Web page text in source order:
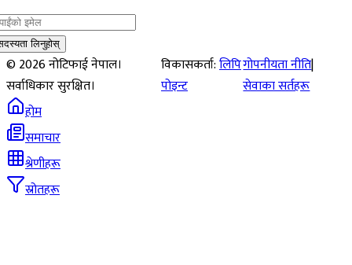
लिनुहोस्
©2026नोटिफाई नेपाल।
सर्वाधिकार सुरक्षित।
विकासकर्ता:लिपि
पोइन्ट
गोपनीयता नीति|
सेवाका सर्तहरू
होम
समाचार
श्रेणीहरू
स्रोतहरू